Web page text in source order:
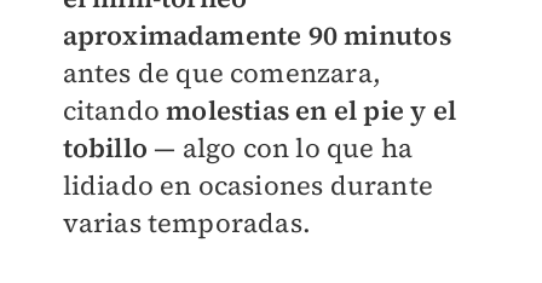
aproximadamente 90 minutos
antes de que comenzara,
citandomolestias en el pie y el
tobillo — algo con lo que ha
lidiado en ocasiones durante
varias temporadas.